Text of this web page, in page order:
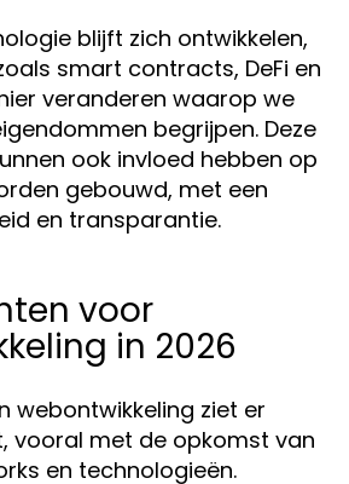
blijft zich ontwikkelen,
smart contracts, DeFi en
veranderen waarop we
begrijpen. Deze
ook invloed hebben op
gebouwd, met een
en transparantie.
voor
in 2026
webontwikkeling ziet er
vooral met de opkomst van
en technologieën.